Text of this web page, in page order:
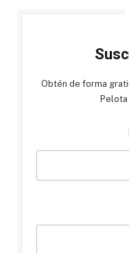
Obtén de forma
Pelota